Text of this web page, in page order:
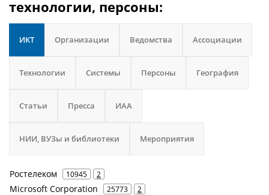
технологии, персоны:
ИКТ Организации Ведомства Ассоциации
Технологии Системы Персоны География
Статьи Пресса ИАА
НИИ, ВУЗы и библиотеки Мероприятия
Ростелеком 10945 2
Microsoft Corporation 25773 2